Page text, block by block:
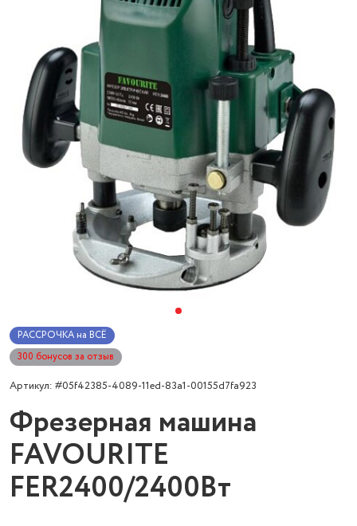
РАССРОЧКА на ВСЁ
300 бонусов за отзыв
Артикул: #05f42385-4089-11ed-83a1-00155d7fa923
Фрезерная машина
FAVOURITE
FER2400/2400Вт